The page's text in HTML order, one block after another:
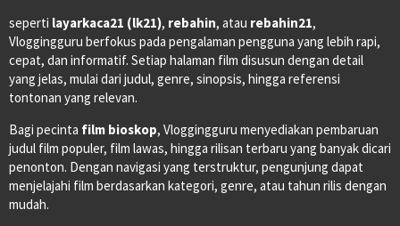
seperti layarkaca21 (lk21), rebahin, atau rebahin21,
Vloggingguru berfokus pada pengalaman pengguna yang lebih rapi,
cepat, dan informatif. Setiap halaman film disusun dengan detail
yang jelas, mulai dari judul, genre, sinopsis, hingga referensi
tontonan yang relevan.
Bagi pecinta film bioskop, Vloggingguru menyediakan pembaruan
judul film populer, film lawas, hingga rilisan terbaru yang banyak dicari
penonton. Dengan navigasi yang terstruktur, pengunjung dapat
menjelajahi film berdasarkan kategori, genre, atau tahun rilis dengan
mudah.